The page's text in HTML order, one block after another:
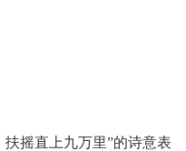
摇直上九万里”的诗意表